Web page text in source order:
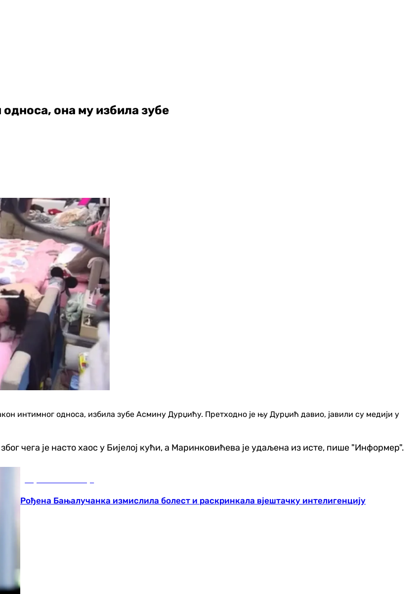
она му избила зубе
интимног односа, избила зубе Асмину Дурџићу. Претходно је њу Дурџић давио, јавили су медији у
чега је насто хаос у Бијелој кући, а Маринковићева је удаљена из исте, пише "Информер".
Рођена Бањалучанка измислила болест и раскринкала вјештачку интелигенцију